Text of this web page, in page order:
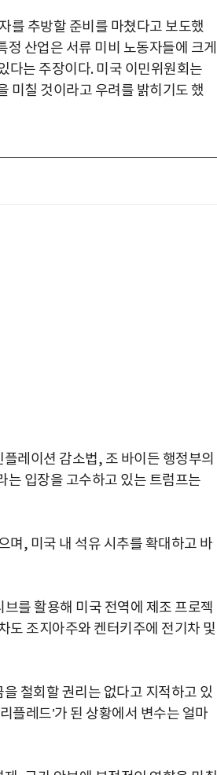
를 추방할 준비를 마쳤다고 보도했
산업은 서류 미비 노동자들에 크게
다는 주장이다. 미국 이민위원회는
미칠 것이라고 우려를 밝히기도 했
레이션 감소법, 조 바이든 행정부의
는 입장을 고수하고 있는 트럼프는
며, 미국 내 석유 시추를 확대하고 바
를 활용해 미국 전역에 제조 프로젝
도 조지아주와 켄터키주에 전기차 및
철회할 권리는 없다고 지적하고 있
플레드’가 된 상황에서 변수는 얼마